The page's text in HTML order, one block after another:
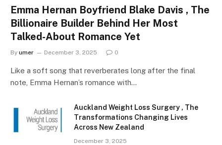
Emma Hernan Boyfriend Blake Davis , The
Billionaire Builder Behind Her Most
Talked-About Romance Yet
By umer December 3, 2025 0
Like a soft song that reverberates long after the final
note, Emma Hernan’s romance with…
Auckland Weight Loss Surgery , The
Transformations Changing Lives
Across New Zealand
December 3, 2025